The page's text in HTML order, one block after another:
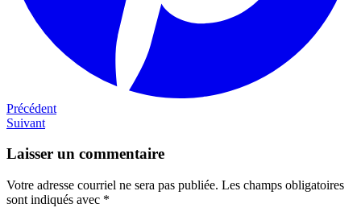
Navigation
de
l'article
PrécédentPrécédent
SuivantNext
Laisser un commentaire
Votre adresse courriel ne sera pas publiée. Les champs obligatoires
sont indiqués avec *